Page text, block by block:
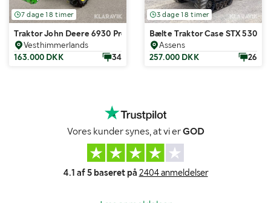
7 dage 18 timer
Traktor John Deere 6930 Premium AutoPowr med frontlæsser
Vesthimmerlands
163.000 DKK
34
3 dage 18 timer
Bælte Traktor Case STX 530
Assens
257.000 DKK
26
Vores kunder synes, at vi erGOD
4.1 af 5 baseret på 2404 anmeldelser